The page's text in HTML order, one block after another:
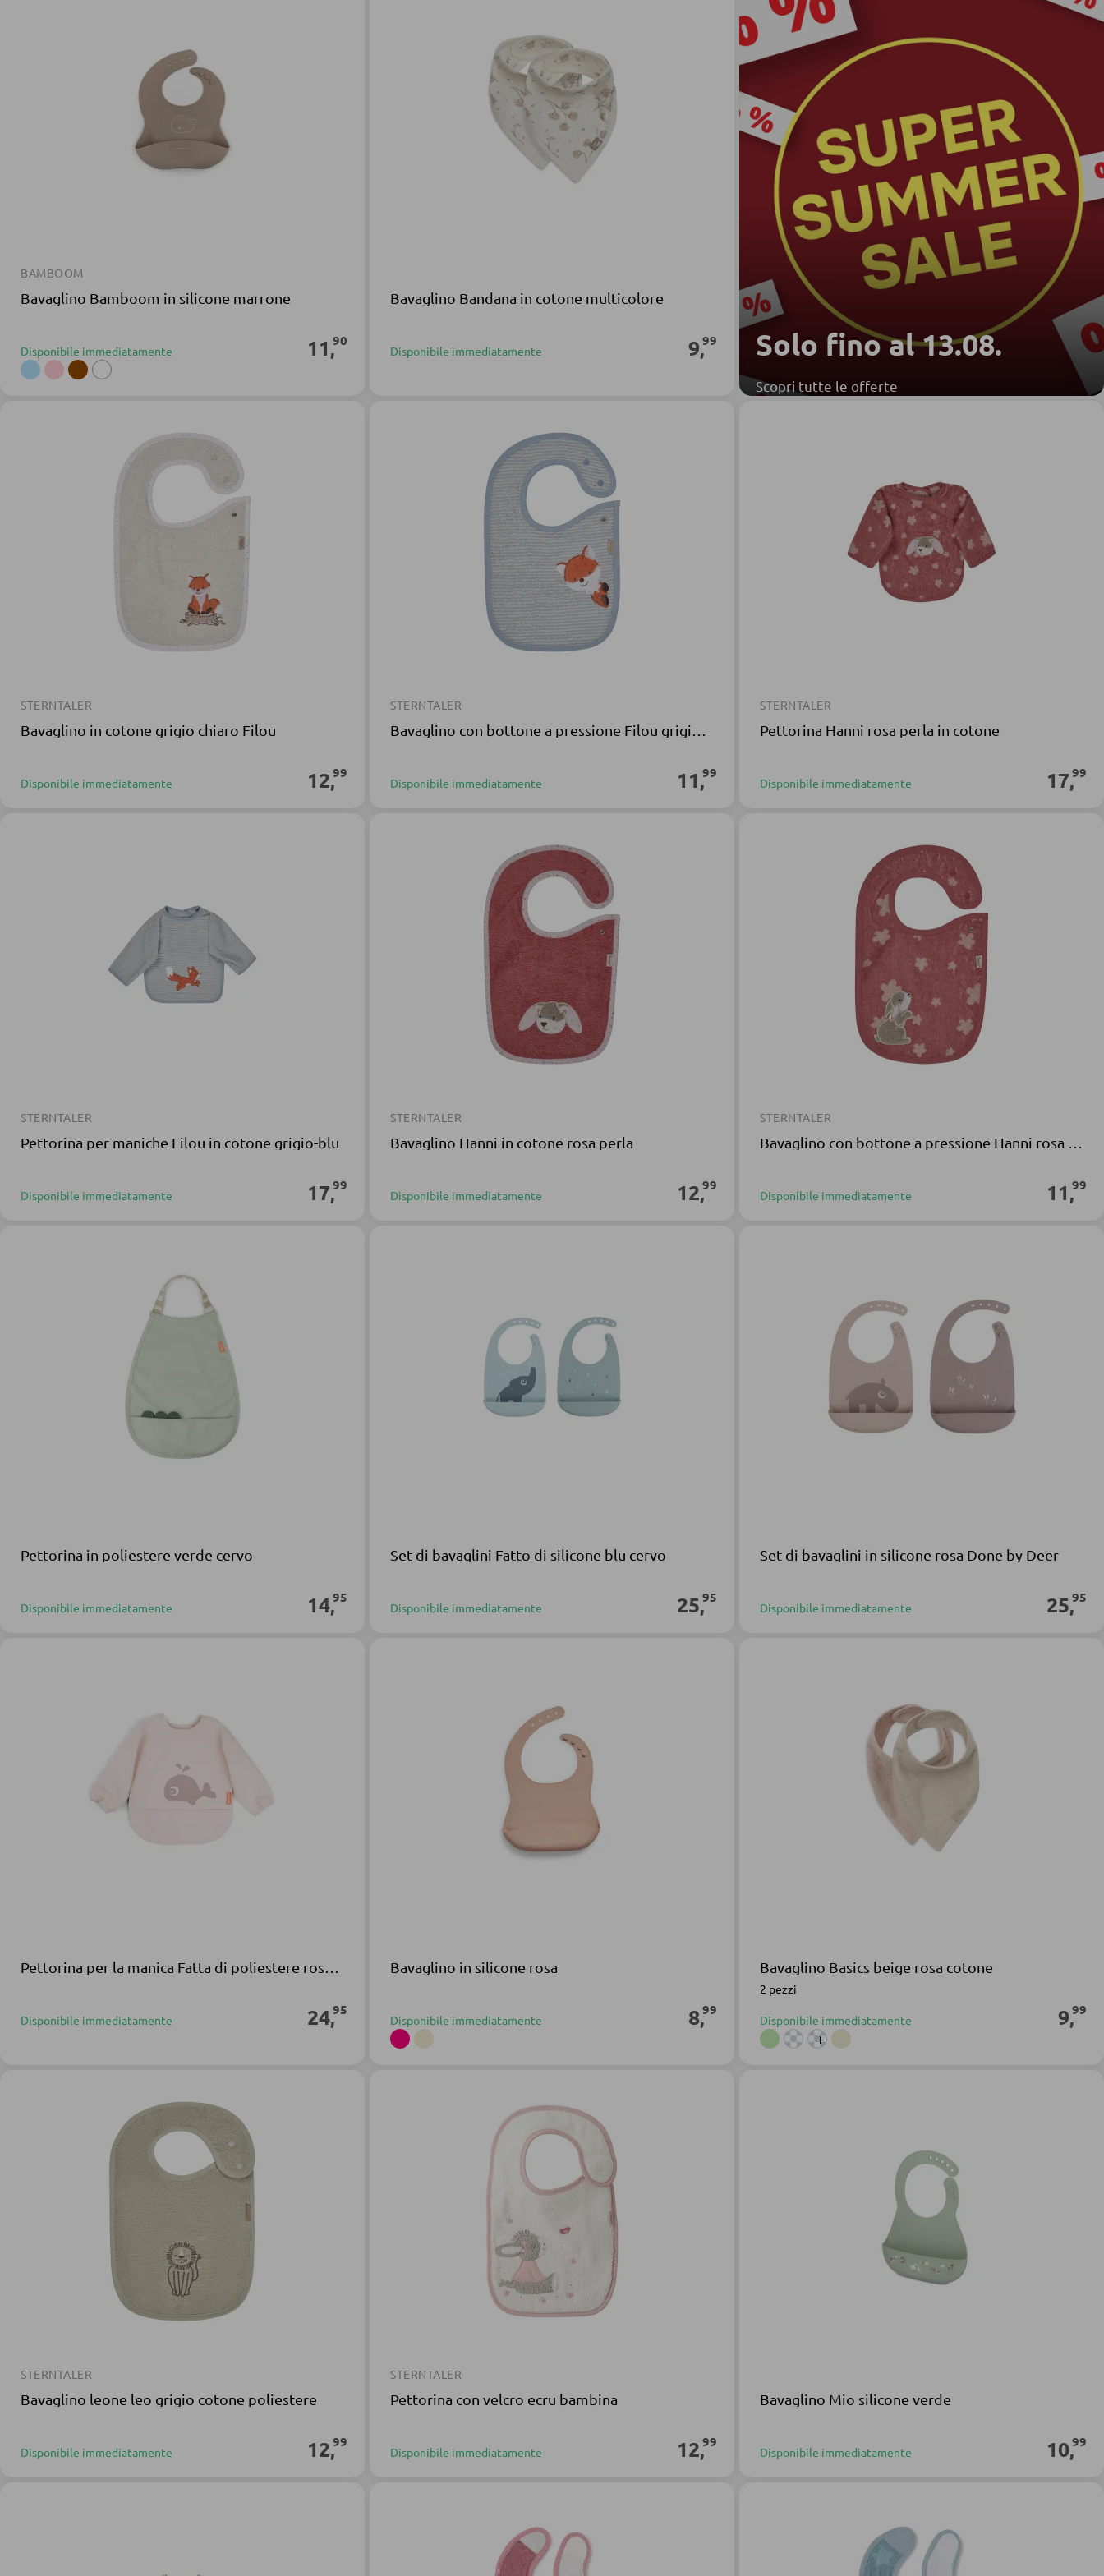
Solo fino al 13.08.
Scopri tutte le offerte
BAMBOOM
Bavaglino Bamboom in silicone marrone
Disponibile immediatamente 11,90
Bavaglino Bandana in cotone multicolore
Disponibile immediatamente 9,99
STERNTALER
Bavaglino in cotone grigio chiaro Filou
Disponibile immediatamente 12,99
STERNTALER
Disponibile immediatamente 11,99
STERNTALER
Pettorina Hanni rosa perla in cotone
Disponibile immediatamente 17,99
STERNTALER
Pettorina per maniche Filou in cotone grigio-blu
Disponibile immediatamente 17,99
STERNTALER
Bavaglino Hanni in cotone rosa perla
Disponibile immediatamente 12,99
STERNTALER
Disponibile immediatamente 11,99
Pettorina in poliestere verde cervo
Disponibile immediatamente 14,95
Set di bavaglini Fatto di silicone blu cervo
Disponibile immediatamente 25,95
Set di bavaglini in silicone rosa Done by Deer
Disponibile immediatamente 25,95
Disponibile immediatamente 24,95
Bavaglino in silicone rosa
Disponibile immediatamente 8,99
Bavaglino Basics beige rosa cotone
2 pezzi
Disponibile immediatamente 9,99
+
STERNTALER
Bavaglino leone leo grigio cotone poliestere
Disponibile immediatamente 12,99
STERNTALER
Pettorina con velcro ecru bambina
Disponibile immediatamente 12,99
Bavaglino Mio silicone verde
Disponibile immediatamente 10,99